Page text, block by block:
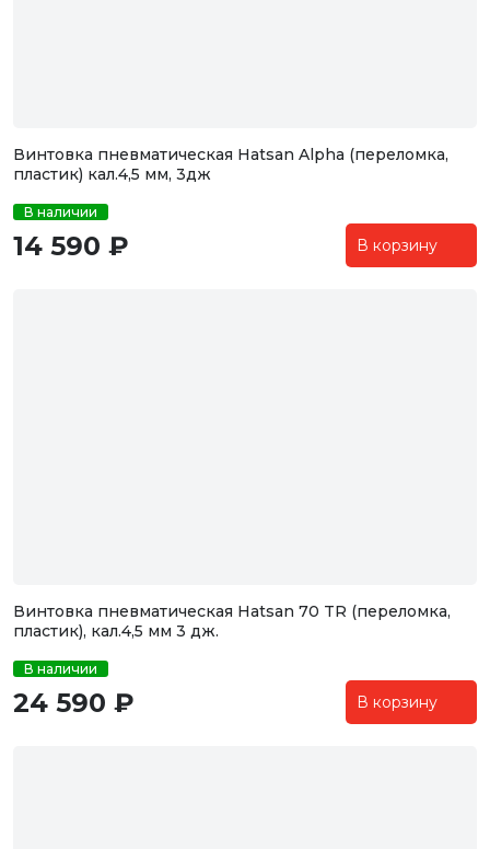
Винтовка пневматическая Hatsan Alpha (переломка,
пластик) кал.4,5 мм, 3дж
В наличии
14 590 ₽ В корзину
Винтовка пневматическая Hatsan 70 TR (переломка,
пластик), кал.4,5 мм 3 дж.
В наличии
24 590 ₽ В корзину